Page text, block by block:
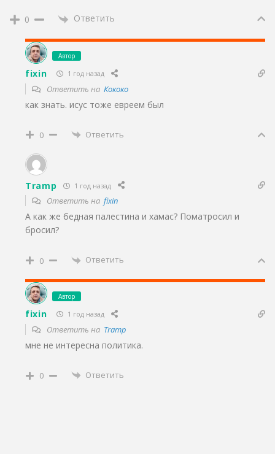
0 Ответить
Автор
fixin 1 год назад
Ответить на Кококо
как знать. исус тоже евреем был
0 Ответить
Tramp 1 год назад
Ответить на fixin
А как же бедная палестина и хамас? Поматросил и
бросил?
0 Ответить
Автор
fixin 1 год назад
Ответить на Tramp
мне не интересна политика.
0 Ответить